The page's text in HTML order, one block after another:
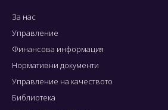
За нас
Управление
Финансова информация
Нормативни документи
Управление на качеството
Библиотека